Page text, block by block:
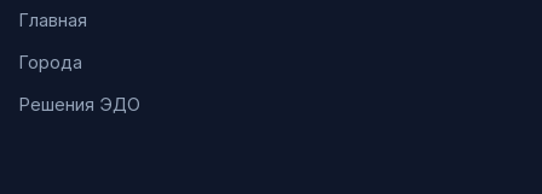
Главная
Города
Решения ЭДО